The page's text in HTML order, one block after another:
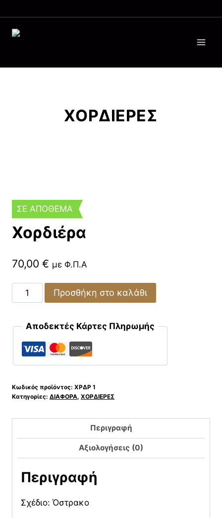
ΧΟΡΔΙΕΡΕΣ
ΣΕ ΑΠΟΘΕΜΑ
Χορδιέρα
70,00 € με Φ.Π.Α
Προσθήκη στο καλάθι
Αποδεκτές Κάρτες Πληρωμής
Κωδικός προϊόντος: ΧΡΔΡ 1
Κατηγορίες: ΔΙΑΦΟΡΑ, ΧΟΡΔΙΕΡΕΣ
Περιγραφή
Αξιολογήσεις (0)
Περιγραφή
Σχέδιο: Όστρακο